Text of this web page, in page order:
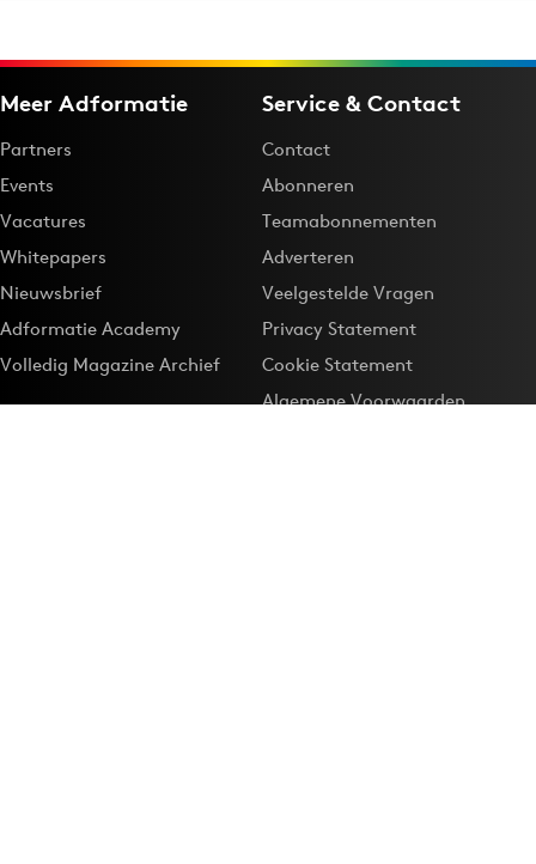
Meer Adformatie
Partners
Events
Vacatures
Whitepapers
Nieuwsbrief
Adformatie Academy
Volledig Magazine Archief
Service & Contact
Contact
Abonneren
Teamabonnementen
Adverteren
Veelgestelde Vragen
Privacy Statement
Cookie Statement
Algemene Voorwaarden